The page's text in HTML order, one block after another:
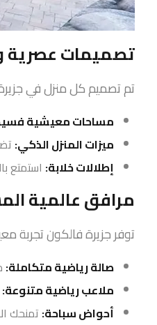
تصميمات عصرية
تم تصميم كل منزل في جزيرة
مساحات معيشية
ميزات المنزل الذكي:
إطلالات خلابة: استمتع
مرافق عالمية
توفر جزيرة فالكون تجربة
صالة رياضية متكاملة:
ملاعب رياضية متنوعة:
أحواض سباحة:تمنحك